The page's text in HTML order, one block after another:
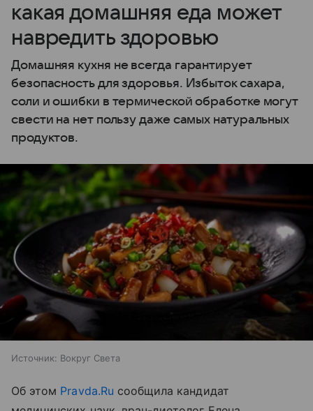
какая домашняя еда может
навредить здоровью
Домашняя кухня не всегда гарантирует
безопасность для здоровья. Избыток сахара,
соли и ошибки в термической обработке могут
свести на нет пользу даже самых натуральных
продуктов.
Источник: Вокруг Света
Об этом Pravda.Ru сообщила кандидат